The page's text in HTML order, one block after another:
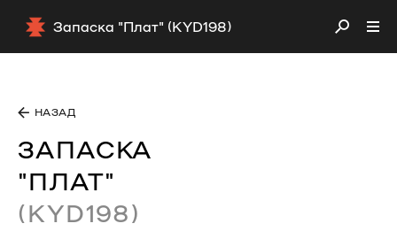
Запаска "Плат" (KYD198)
НАЗАД
ЗАПАСКА
"ПЛАТ"
(KYD198)